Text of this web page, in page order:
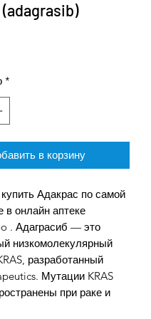
*
в корзину
Адакрас по самой
в онлайн аптеке
. Адаграсиб — это
низкомолекулярный
разработанный
Мутации KRAS
при раке и